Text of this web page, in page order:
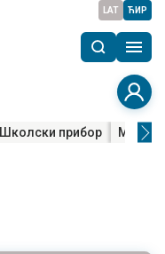
LAT ЋИР
Школски прибор Мала